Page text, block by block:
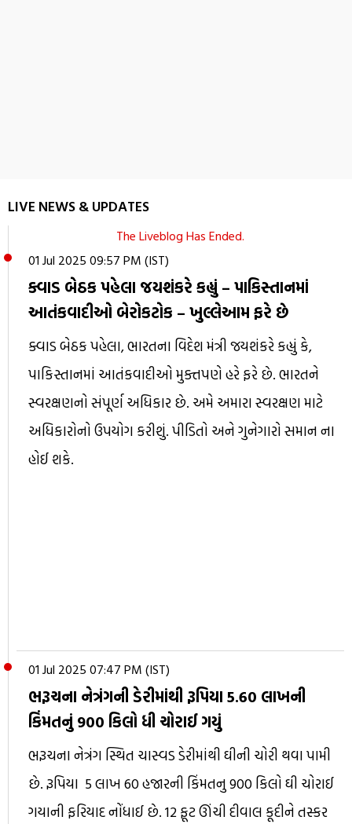
LIVE NEWS & UPDATES
The Liveblog Has Ended.
01 Jul 2025 09:57 PM (IST)
ક્વાડ બેઠક પહેલા જયશંકરે કહ્યું – પાકિસ્તાનમાં
આતંકવાદીઓ બેરોકટોક – ખુલ્લેઆમ ફરે છે
ક્વાડ બેઠક પહેલા, ભારતના વિદેશ મંત્રી જયશંકરે કહ્યું કે,
પાકિસ્તાનમાં આતંકવાદીઓ મુક્તપણે હરે ફરે છે. ભારતને
સ્વરક્ષણનો સંપૂર્ણ અધિકાર છે. અમે અમારા સ્વરક્ષણ માટે
અધિકારોનો ઉપયોગ કરીશું. પીડિતો અને ગુનેગારો સમાન ના
હોઈ શકે.
01 Jul 2025 07:47 PM (IST)
ભરૂચના નેત્રંગની ડેરીમાંથી રૂપિયા 5.60 લાખની
કિંમતનું 900 કિલો ધી ચોરાઈ ગયું
ભરૂચના નેત્રંગ સ્થિત ચાસ્વડ ડેરીમાંથી ઘીની ચોરી થવા પામી
છે. રૂપિયા 5 લાખ 60 હજારની કિંમતનુ 900 કિલો ઘી ચોરાઈ
ગયાની ફરિયાદ નોંધાઈ છે. 12 ફૂટ ઊંચી દીવાલ કૂદીને તસ્કર